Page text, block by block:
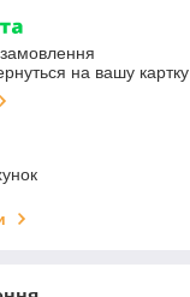
на вашу картку